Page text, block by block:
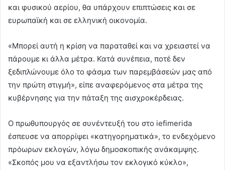
και φυσικού αερίου, θα υπάρχουν επιπτώσεις και σε
ευρωπαϊκή και σε ελληνική οικονομία.
«Μπορεί αυτή η κρίση να παραταθεί και να χρειαστεί να
πάρουμε κι άλλα μέτρα. Κατά συνέπεια, ποτέ δεν
ξεδιπλώνουμε όλο το φάσμα των παρεμβάσεών μας από
την πρώτη στιγμή», είπε αναφερόμενος στα μέτρα της
κυβέρνησης για την πάταξη της αισχροκέρδειας.
Ο πρωθυπουργός σε συνέντευξή του στο iefimerida
έσπευσε να απορρίψει «κατηγορηματικά», το ενδεχόμενο
πρόωρων εκλογών, λόγω δημοσκοπικής ανάκαμψης.
«Σκοπός μου να εξαντλήσω τον εκλογικό κύκλο»,